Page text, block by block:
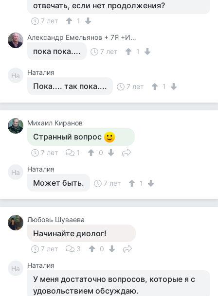
отвечать, если нет продолжения?
7 лет
1
Александр Емельянов + 7Я +Инструктор Туризма
пока пока.... 7 лет 1
На Наталия
Пока.... так пока.... 7 лет 1
Михаил Киранов
Странный вопрос
7 лет 1 0
На Наталия
Может быть. 7 лет 1
Любовь Шуваева
Начинайте диолог!
7 лет 3 0
На Наталия
У меня достаточно вопросов, которые я с
удовольствием обсуждаю.